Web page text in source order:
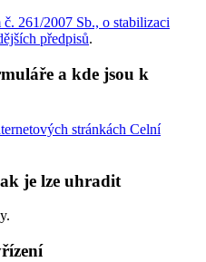
č. 261/2007 Sb., o stabilizaci
předpisů.
a kde jsou k
stránkách Celní
je lze uhradit